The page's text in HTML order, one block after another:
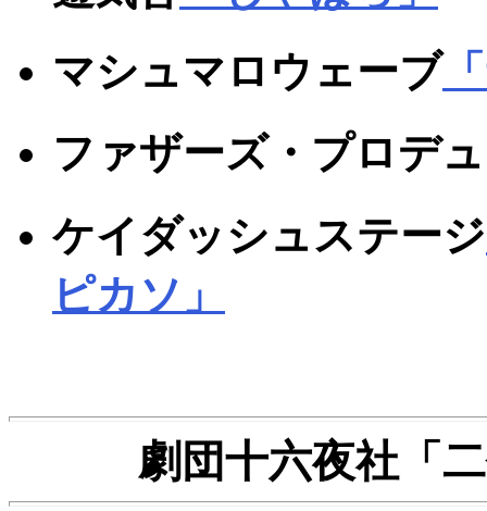
マシュマロウェーブ
ファザーズ・プロデ
ケイダッシュステージ
ピカソ」
劇団十六夜社「